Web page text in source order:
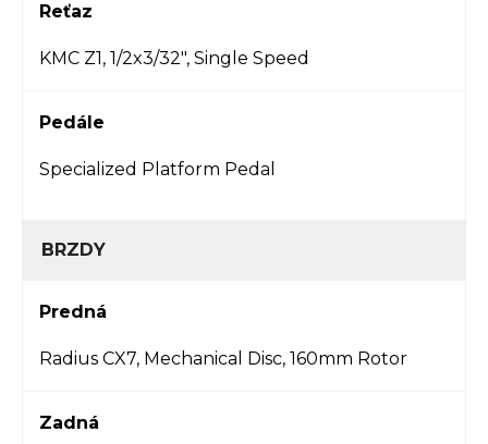
Reťaz
KMC Z1, 1/2x3/32", Single Speed
Pedále
Specialized Platform Pedal
BRZDY
Predná
Radius CX7, Mechanical Disc, 160mm Rotor
Zadná